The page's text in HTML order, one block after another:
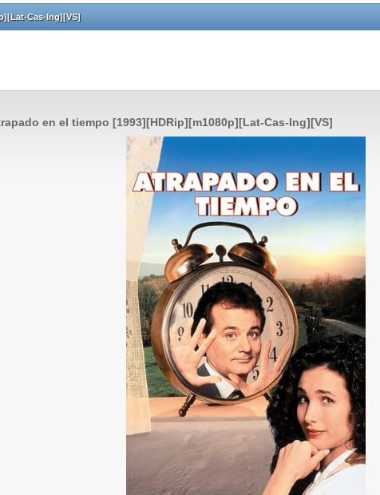
Cas-Ing][VS]
en el tiempo [1993][HDRip][m1080p][Lat-Cas-Ing][VS]